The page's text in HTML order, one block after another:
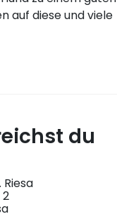
auf diese und viele
du
Riesa